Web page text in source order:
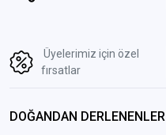
Üyelerimiz için özel
fırsatlar
DOĞANDAN DERLENENLER